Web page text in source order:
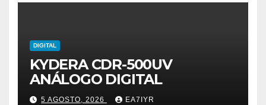
DIGITAL
KYDERA CDR-500UV
ANÁLOGO DIGITAL
5 AGOSTO, 2026 EA7IYR